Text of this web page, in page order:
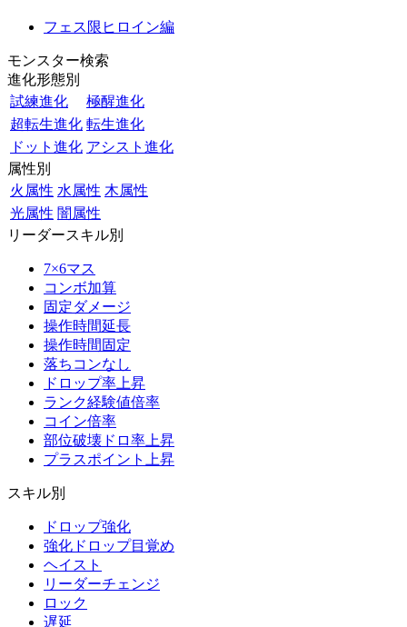
フェス限ヒロイン編
モンスター検索
進化形態別
試練進化
極醒進化
超転生進化 転生進化
ドット進化 アシスト進化
属性別
火属性 水属性 木属性
光属性 闇属性
リーダースキル別
7×6マス
コンボ加算
固定ダメージ
操作時間延長
操作時間固定
落ちコンなし
ドロップ率上昇
ランク経験値倍率
コイン倍率
部位破壊ドロ率上昇
プラスポイント上昇
スキル別
ドロップ強化
強化ドロップ目覚め
ヘイスト
リーダーチェンジ
ロック
遅延